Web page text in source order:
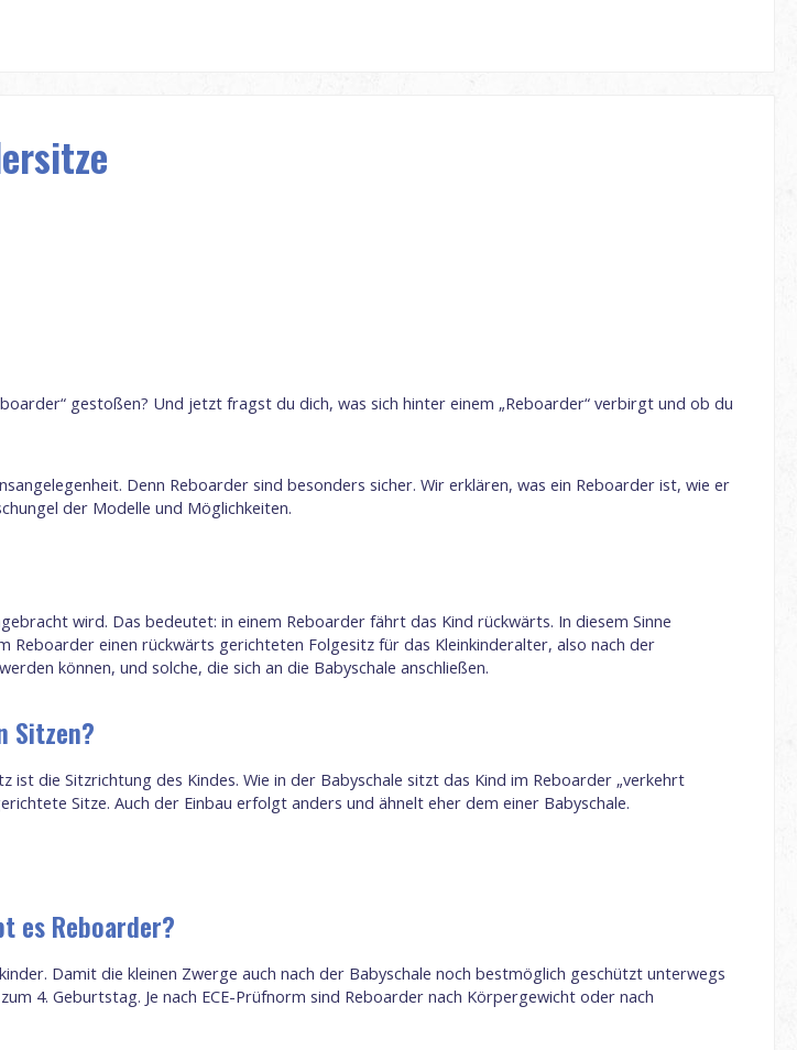
gestoßen? Und jetzt fragst du dich, was sich hinter einem „Reboarder“ verbirgt und ob du
Denn Reboarder sind besonders sicher. Wir erklären, was ein Reboarder ist, wie er
der Modelle und Möglichkeiten.
wird. Das bedeutet: in einem Reboarder fährt das Kind rückwärts. In diesem Sinne
Reboarder einen rückwärts gerichteten Folgesitz für das Kleinkinderalter, also nach der
können, und solche, die sich an die Babyschale anschließen.
Sitzen?
ist die Sitzrichtung des Kindes. Wie in der Babyschale sitzt das Kind im Reboarder „verkehrt
Sitze. Auch der Einbau erfolgt anders und ähnelt eher dem einer Babyschale.
es Reboarder?
Damit die kleinen Zwerge auch nach der Babyschale noch bestmöglich geschützt unterwegs
4. Geburtstag. Je nach ECE-Prüfnorm sind Reboarder nach Körpergewicht oder nach